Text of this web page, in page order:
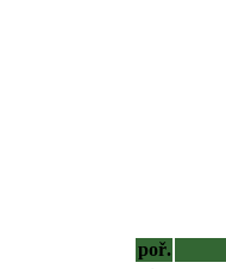
poř.